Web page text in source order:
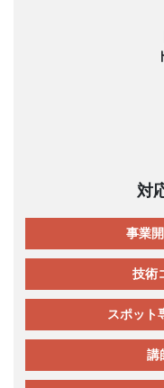
対
事業
技術
スポット
講